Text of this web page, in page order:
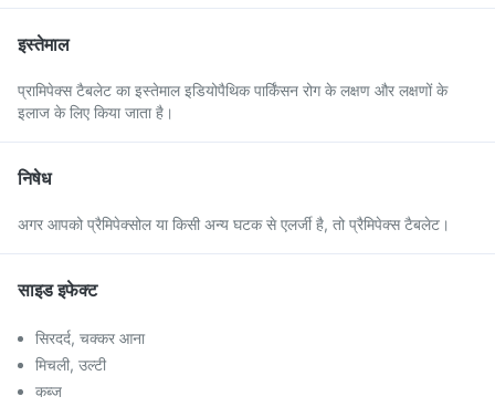
इस्तेमाल
प्रामिपेक्स टैबलेट का इस्तेमाल इडियोपैथिक पार्किंसन रोग के लक्षण और लक्षणों के
इलाज के लिए किया जाता है।
निषेध
अगर आपको प्रैमिपेक्सोल या किसी अन्य घटक से एलर्जी है, तो प्रैमिपेक्स टैबलेट।
साइड इफेक्ट
सिरदर्द, चक्कर आना
मिचली, उल्टी
कब्ज